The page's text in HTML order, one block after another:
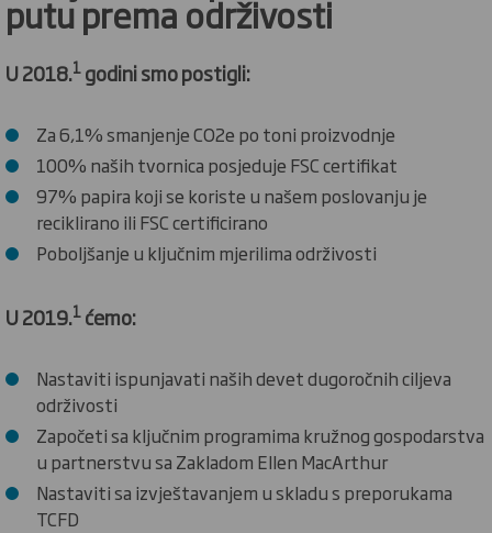
putu prema održivosti
U 2018.1 godini smo postigli:
Za 6,1% smanjenje CO2e po toni proizvodnje
100% naših tvornica posjeduje FSC certifikat
97% papira koji se koriste u našem poslovanju je
reciklirano ili FSC certificirano
Poboljšanje u ključnim mjerilima održivosti
U 2019.1 ćemo:
Nastaviti ispunjavati naših devet dugoročnih ciljeva
održivosti
Započeti sa ključnim programima kružnog gospodarstva
u partnerstvu sa Zakladom Ellen MacArthur
Nastaviti sa izvještavanjem u skladu s preporukama
TCFD